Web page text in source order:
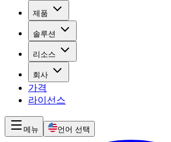
제품
솔루션
리소스
회사
가격
라이선스
메뉴 언어 선택